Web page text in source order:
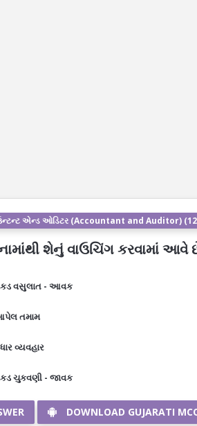
એન્ડ ઓડિટર (Accountant and Auditor)
શેનું વાઉચિંગ કરવામાં આવે
વસુલાત - આવક
તમામ
વ્યવહાર
ચુકવણી - જાવક
DOWNLOAD GUJARATI